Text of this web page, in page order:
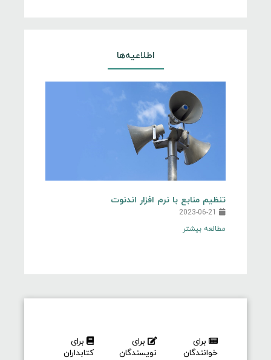
اطلاعیه‌ها
تنظیم منابع با نرم افزار اندنوت
مطالعه بیشتر
برای
خوانندگان
برای
نویسندگان
برای
کتابداران